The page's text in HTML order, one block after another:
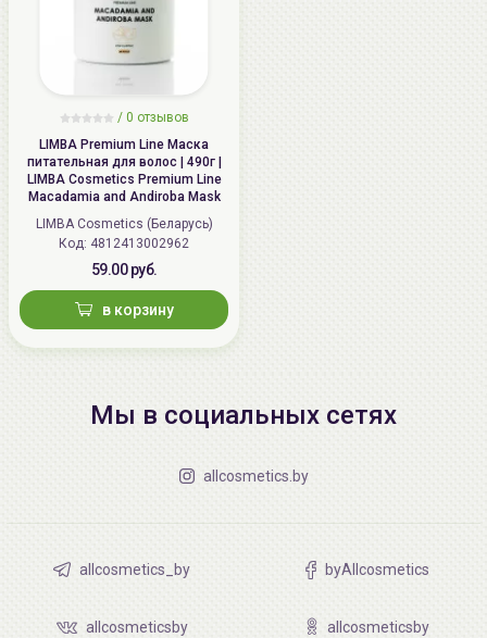
/ 0 отзывов
LIMBA Premium Line Маска
питательная для волос | 490г |
LIMBA Cosmetics Premium Line
Macadamia and Andiroba Mask
LIMBA Cosmetics (Беларусь)
Код: 4812413002962
59.00 руб.
в корзину
Мы в социальных сетях
allcosmetics.by
allcosmetics_by byAllcosmetics
allcosmeticsby allcosmeticsby